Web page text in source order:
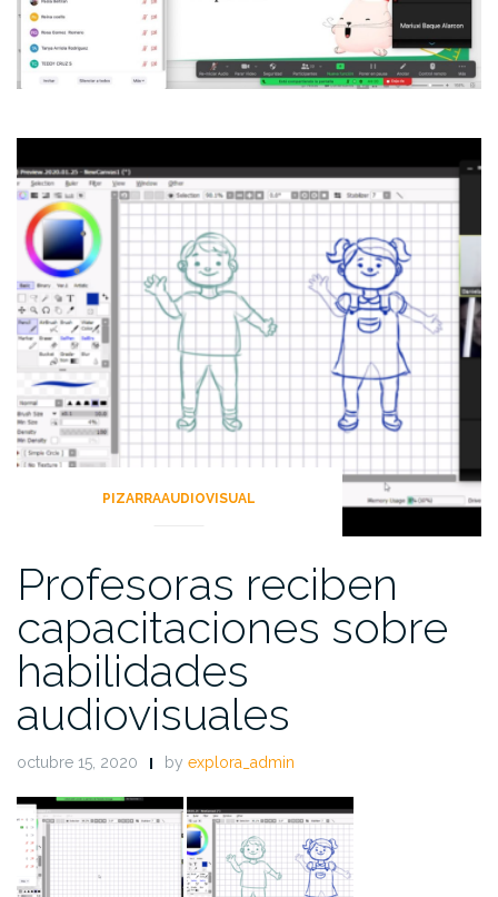
PIZARRAAUDIOVISUAL
Profesoras reciben
capacitaciones sobre
habilidades
audiovisuales
octubre 15, 2020 by explora_admin